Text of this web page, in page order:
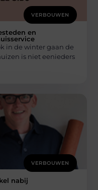
VERBOUWEN
en
in de winter gaan de
is niet eenieders
VERBOUWEN
nabij